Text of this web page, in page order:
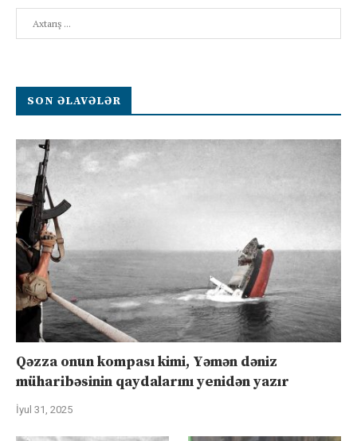
SON ƏLAVƏLƏR
Qəzza onun kompası kimi, Yəmən dəniz
müharibəsinin qaydalarını yenidən yazır
İyul 31, 2025